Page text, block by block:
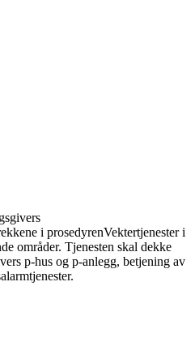
i prosedyrenVektertjenester i
områder. Tjenesten skal dekke
p-hus og p-anlegg, betjening av